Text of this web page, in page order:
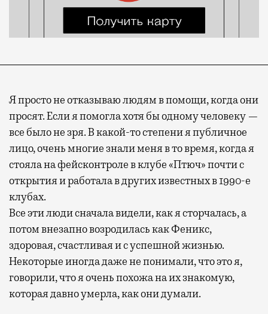
Я просто не отказываю людям в помощи, когда они
просят. Если я помогла хотя бы одному человеку —
все было не зря. В какой-то степени я публичное
лицо, очень многие знали меня в то время, когда я
стояла на фейсконтроле в клубе «Птюч» почти с
открытия и работала в других известных в 1990-е
клубах.
Все эти люди сначала видели, как я сторчалась, а
потом внезапно возродилась как Феникс,
здоровая, счастливая и с успешной жизнью.
Некоторые иногда даже не понимали, что это я,
говорили, что я очень похожа на их знакомую,
которая давно умерла, как они думали.